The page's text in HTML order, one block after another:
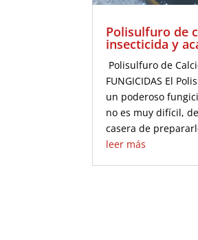
Polisulfuro de
insecticida y
Polisulfuro de
FUNGICIDAS El
un poderoso
no es muy difícil,
casera de
leer más